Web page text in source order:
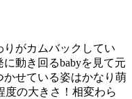
がカムバックしてい
動き回るbabyを見て元
せている姿はかなり萌
度の大きさ！相変わら